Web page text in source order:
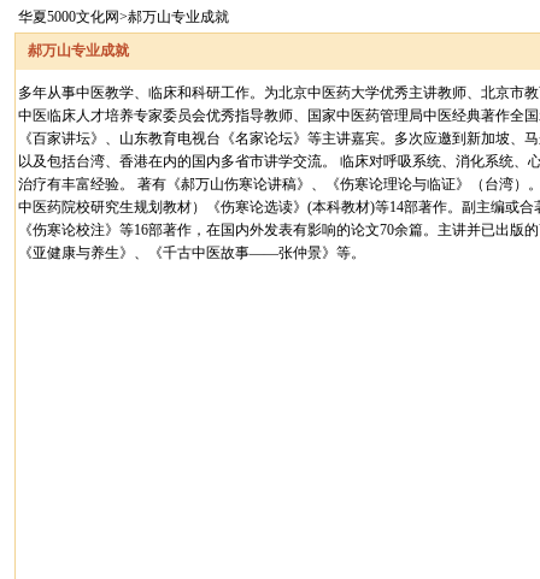
华夏5000文化网>郝万山专业成就
郝万山专业成就
多年从事中医教学、临床和科研工作。为北京中医药大学优秀主讲教师、北京市
中医临床人才培养专家委员会优秀指导教师、国家中医药管理局中医经典著作全
《百家讲坛》、山东教育电视台《名家论坛》等主讲嘉宾。多次应邀到新加坡、
以及包括台湾、香港在内的国内多省市讲学交流。 临床对呼吸系统、消化系统、
治疗有丰富经验。 著有《郝万山伤寒论讲稿》、《伤寒论理论与临证》（台湾）
中医药院校研究生规划教材）《伤寒论选读》(本科教材)等14部著作。副主编或
《伤寒论校注》等16部著作，在国内外发表有影响的论文70余篇。主讲并已出版
《亚健康与养生》、《千古中医故事——张仲景》等。